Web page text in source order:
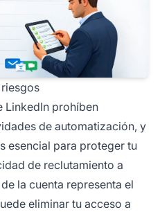
LinkedIn prohíben
de automatización, y
esencial para proteger tu
de reclutamiento a
la cuenta representa el
eliminar tu acceso a